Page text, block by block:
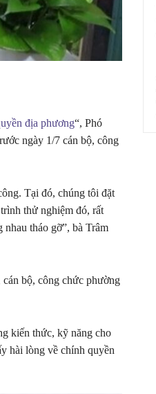
địa phương“, Phó
ngày 1/7 cán bộ, công
Tại đó, chúng tôi đặt
thử nghiệm đó, rất
tháo gỡ”, bà Trâm
bộ, công chức phường
kiến thức, kỹ năng cho
hài lòng về chính quyền